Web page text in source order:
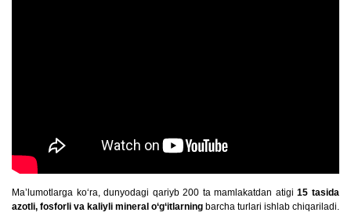
Ma’lumotlarga ko‘ra, dunyodagi qariyb 200 ta mamlakatdan atigi15 tasida
azotli, fosforli va kaliyli mineral o‘g‘itlarning barcha turlari ishlab chiqariladi.